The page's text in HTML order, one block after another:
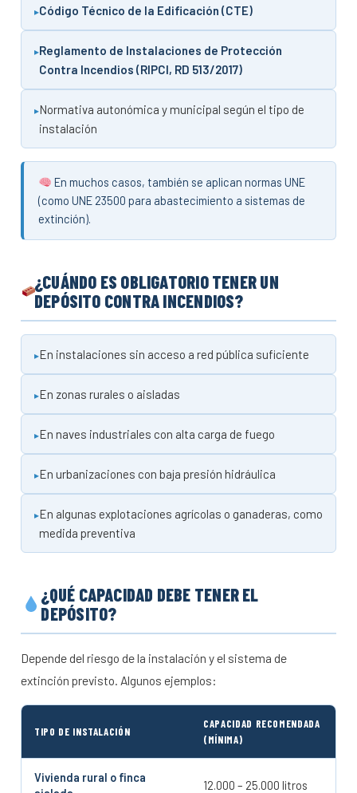
Código Técnico de la Edificación (CTE)
Reglamento de Instalaciones de Protección
Contra Incendios (RIPCI, RD 513/2017)
Normativa autonómica y municipal según el tipo de
instalación
En muchos casos, también se aplican normas UNE
(como UNE 23500 para abastecimiento a sistemas de
extinción).
¿CUÁNDO ES OBLIGATORIO TENER UN
DEPÓSITO CONTRA INCENDIOS?
En instalaciones sin acceso a red pública suficiente
En zonas rurales o aisladas
En naves industriales con alta carga de fuego
En urbanizaciones con baja presión hidráulica
En algunas explotaciones agrícolas o ganaderas, como
medida preventiva
¿QUÉ CAPACIDAD DEBE TENER EL
DEPÓSITO?
Depende del riesgo de la instalación y el sistema de
extinción previsto. Algunos ejemplos:
TIPO DE INSTALACIÓN
CAPACIDAD RECOMENDADA
(MÍNIMA)
Vivienda rural o finca
12.000 – 25.000 litros